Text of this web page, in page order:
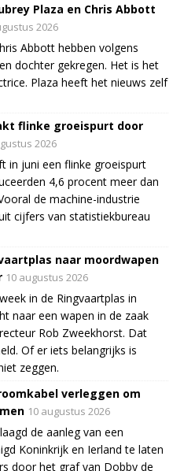
Plaza en Chris Abbott
2026
Abbott hebben volgens
dochter gekregen. Het is het
Plaza heeft het nieuws zelf
flinke groeispurt door
2026
in juni een flinke groeispurt
4,6 procent meer dan
de machine-industrie
cijfers van statistiekbureau
naar moordwapen
10 augustus 2026
in de Ringvaartplas in
naar een wapen in de zaak
Rob Zweekhorst. Dat
Of er iets belangrijks is
zeggen.
verleggen om
10 augustus 2026
de aanleg van een
Koninkrijk en Ierland te laten
door het graf van Dobby de